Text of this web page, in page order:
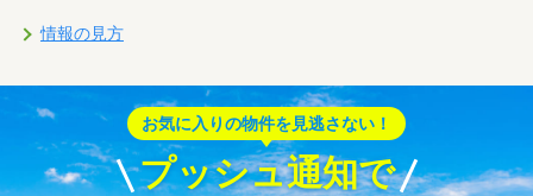
情報の見方
お気に入りの物件を見逃さない！
プッシュ通知で